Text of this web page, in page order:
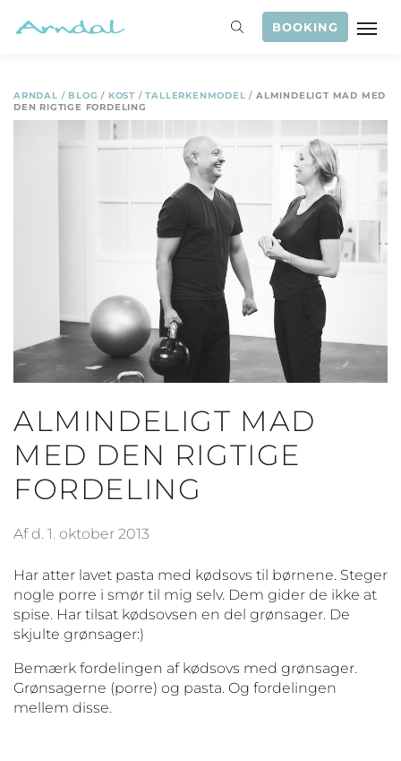
BOOKING
ARNDAL / BLOG / KOST /TALLERKENMODEL /ALMINDELIGT MAD MED
DEN RIGTIGE FORDELING
ALMINDELIGT MAD
MED DEN RIGTIGE
FORDELING
Af d. 1. oktober 2013
Har atter lavet pasta med kødsovs til børnene. Steger
nogle porre i smør til mig selv. Dem gider de ikke at
spise. Har tilsat kødsovsen en del grønsager. De
skjulte grønsager:)
Bemærk fordelingen af kødsovs med grønsager.
Grønsagerne (porre) og pasta. Og fordelingen
mellem disse.